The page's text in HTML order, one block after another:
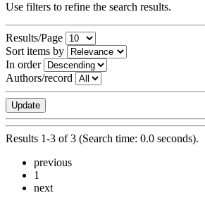
Use filters to refine the search results.
Results/Page
Sort items by
In order
Authors/record
Results 1-3 of 3 (Search time: 0.0 seconds).
previous
1
next